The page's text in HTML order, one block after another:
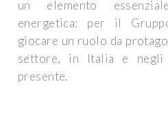
un elemento
energetica: per il
giocare un ruolo da
settore, in Italia e
presente.